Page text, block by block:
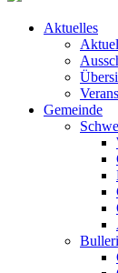
Aktuelles
Gemeinde